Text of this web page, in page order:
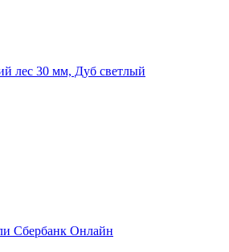
лес 30 мм, Дуб светлый
Сбербанк Онлайн